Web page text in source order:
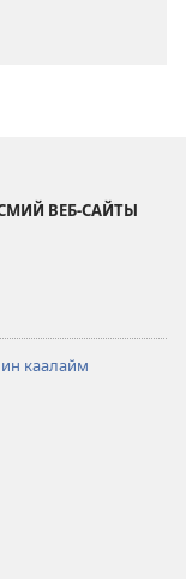
ВЕБ-САЙТЫ
каалайм